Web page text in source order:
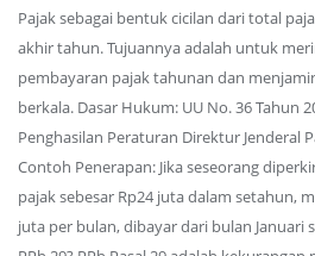
Pajak sebagai bentuk cicilan dari total
akhir tahun. Tujuannya adalah untuk
pembayaran pajak tahunan dan
berkala. Dasar Hukum: UU No. 36 Tahun
Penghasilan Peraturan Direktur Jenderal
Contoh Penerapan: Jika seseorang
pajak sebesar Rp24 juta dalam setahun,
juta per bulan, dibayar dari bulan Januari